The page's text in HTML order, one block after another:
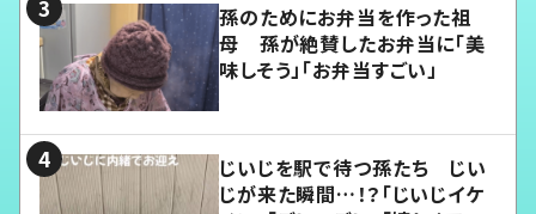
孫のためにお弁当を作った祖
母 孫が絶賛したお弁当に「美
味しそう」「お弁当すごい」
じいじを駅で待つ孫たち じい
じが来た瞬間…！？「じいじイケ